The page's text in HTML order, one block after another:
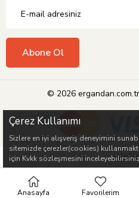
Abone Ol
© 2026 ergandan.com.tr
Çerez Kullanımı
Sizlere en iyi alışveriş deneyimini
sitemizde çerezler(cookies)
için Kvkk sözleşmesini
Anasayfa Favorilerim